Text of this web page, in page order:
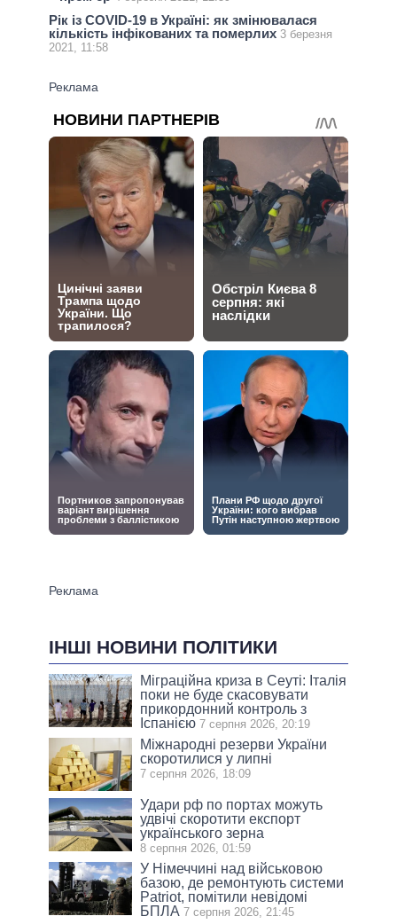
Рік із COVID-19 в Україні: як змінювалася
кількість інфікованих та померлих 3 березня
2021, 11:58
ІНШІ НОВИНИ ПОЛІТИКИ
Міграційна криза в Сеуті: Італія
поки не буде скасовувати
прикордонний контроль з
Іспанією 7 серпня 2026, 20:19
Міжнародні резерви України
скоротилися у липні
7 серпня 2026, 18:09
Удари рф по портах можуть
удвічі скоротити експорт
українського зерна
8 серпня 2026, 01:59
У Німеччині над військовою
базою, де ремонтують системи
Patriot, помітили невідомі
БПЛА 7 серпня 2026, 21:45